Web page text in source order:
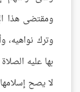
ومقتضى هذا
وترك نواهيه،
بها عليه
لا يصح